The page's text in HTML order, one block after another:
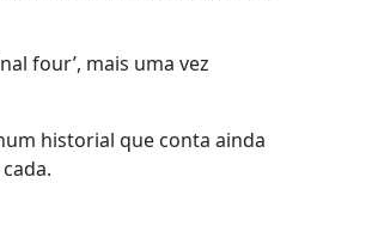
four’, mais uma vez
historial que conta ainda